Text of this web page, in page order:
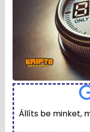
Állíts be minket,